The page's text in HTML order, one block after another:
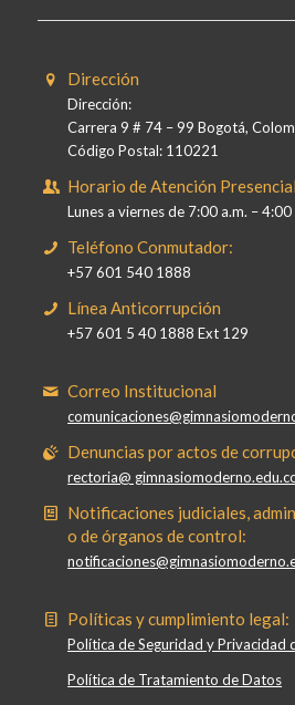
Dirección
Dirección:
Carrera 9 # 74 – 99 Bogotá,
Código Postal: 110221
Horario de Atención
Lunes a viernes de 7:00 a.m. –
Teléfono Conmutador:
+57 601 540 1888
Línea Anticorrupción
+57 601 5 40 1888 Ext 129
Correo Institucional
Denuncias por actos de
rectoria@
Notificaciones judiciales,
o de órganos de control:
Políticas y cumplimiento legal:
Política de Seguridad y Privacidad
Política de Tratamiento de Datos